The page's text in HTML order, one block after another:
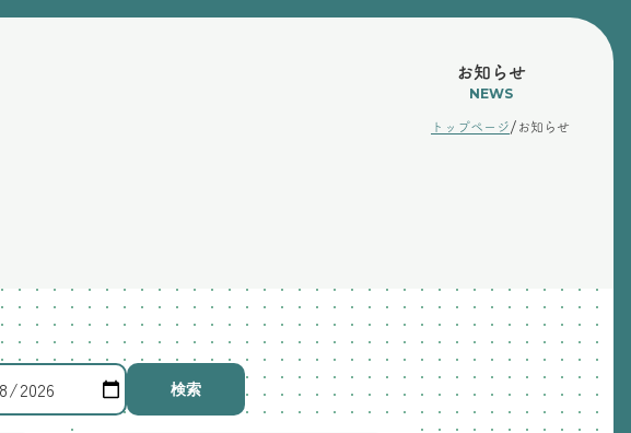
お知らせ
NEWS
トップページ/ お知らせ
検索